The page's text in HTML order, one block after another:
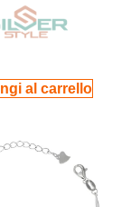
al carrello